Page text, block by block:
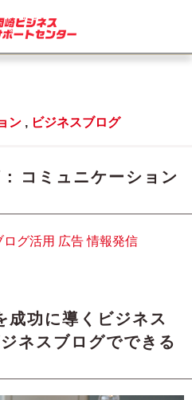
ン , ビジネスブログ
:
コミュニケーション
ログ活用 広告 情報発信
成功に導くビジネス
ネスブログでできる